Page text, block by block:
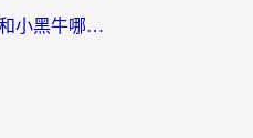
海外党纠结ChickCN和小黑牛哪个好？一篇帮你选对回国加速器的实用指南